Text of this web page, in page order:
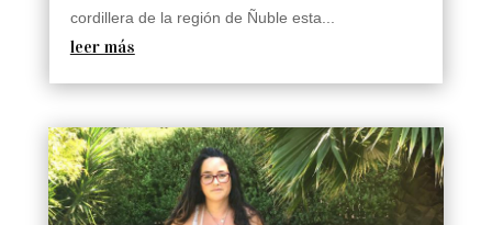
cordillera de la región de Ñuble esta...
leer más